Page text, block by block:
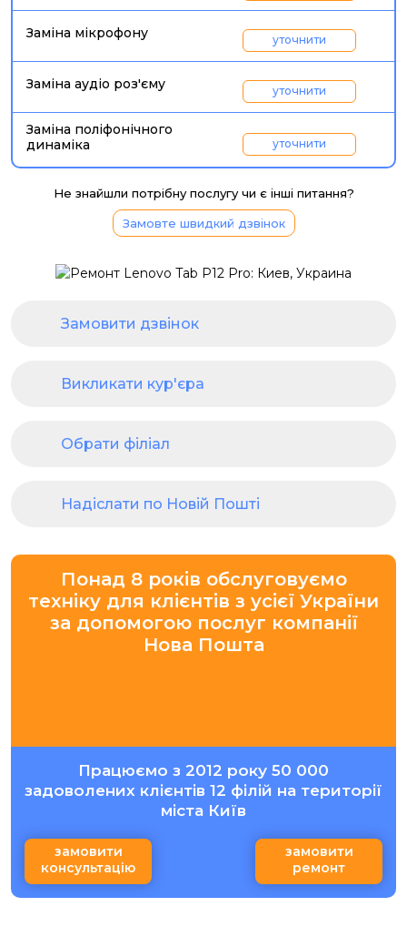
Заміна мікрофону уточнити
Заміна аудіо роз'єму уточнити
Заміна поліфонічного
динаміка
уточнити
Не знайшли потрібну послугу чи є інші питання?
Замовте швидкий дзвінок
Замовити дзвінок
Викликати кур'єра
Обрати філіал
Надіслати по Новій Пошті
Понад 8 років обслуговуємо
техніку для клієнтів з усієї України
за допомогою послуг компанії
Нова Пошта
Працюємо з 2012 року 50 000
задоволених клієнтів 12 філій на території
міста Київ
замовити
консультацію
замовити
ремонт